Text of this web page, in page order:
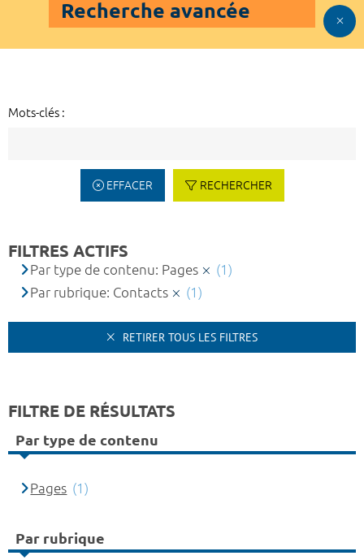
Recherche avancée
Mots-clés :
EFFACER RECHERCHER
FILTRES ACTIFS
Par type de contenu: Pages
(1)
Par rubrique: Contacts
(1)
RETIRER TOUS LES FILTRES
FILTRE DE RÉSULTATS
Par type de contenu
Pages (1)
Par rubrique